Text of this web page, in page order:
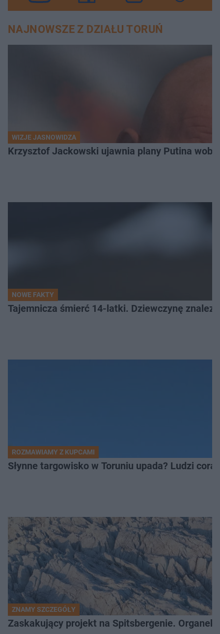
NAJNOWSZE Z DZIAŁU TORUŃ
WIZJE JASNOWIDZA
Krzysztof Jackowski ujawnia plany Putina
NOWE FAKTY
Tajemnicza śmierć 14-latki. Dziewczynę
ROZMAWIAMY Z KUPCAMI
Słynne targowisko w Toruniu upada? Ludzi
ZNAMY SZCZEGÓŁY
Zaskakujący projekt na Spitsbergenie.